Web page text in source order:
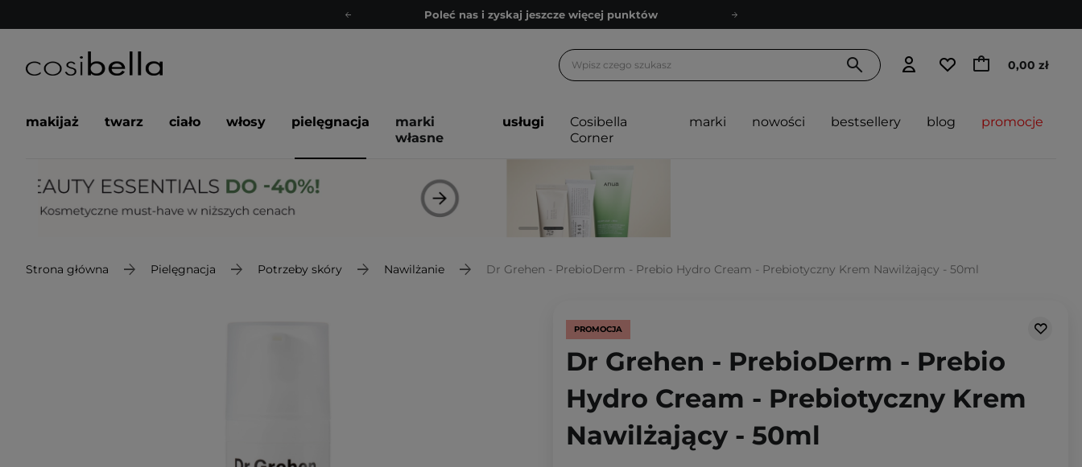
Poleć nas i zyskaj jeszcze więcej punktów
Bezpłatne konsultacje kosmetologiczne
Poleć nas i zyskaj jeszcze więcej punktów
Zapisz się na newsletter pełen porad
0,00 zł
makijaż twarz ciało włosy pielęgnacja
marki
własne
usługi
Cosibella
Corner
marki nowości bestsellery blog promocje
Strona główna Pielęgnacja Potrzeby skóry Nawilżanie Dr Grehen - PrebioDerm - Prebio Hydro Cream - Prebiotyczny Krem Nawilżający - 50ml
PROMOCJA
Dr Grehen - PrebioDerm - Prebio
Hydro Cream - Prebiotyczny Krem
Nawilżający - 50ml